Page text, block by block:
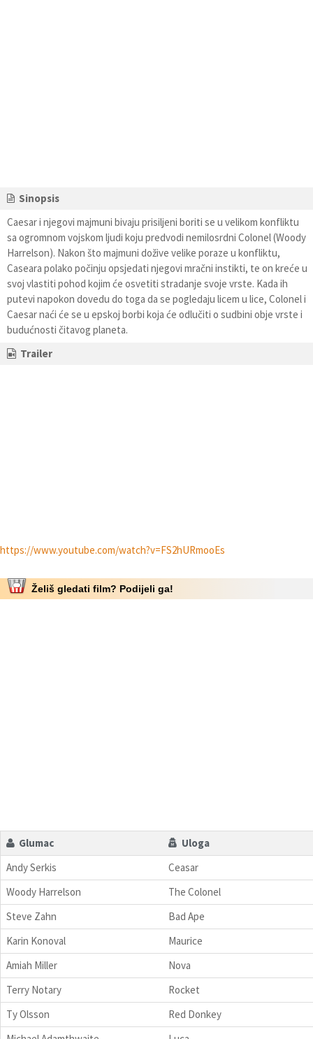
Sinopsis
Caesar i njegovi majmuni bivaju prisiljeni boriti se u velikom konfliktu
sa ogromnom vojskom ljudi koju predvodi nemilosrdni Colonel (Woody
Harrelson). Nakon što majmuni dožive velike poraze u konfliktu,
Caseara polako počinju opsjedati njegovi mračni instikti, te on kreće u
svoj vlastiti pohod kojim će osvetiti stradanje svoje vrste. Kada ih
putevi napokon dovedu do toga da se pogledaju licem u lice, Colonel i
Caesar naći će se u epskoj borbi koja će odlučiti o sudbini obje vrste i
budućnosti čitavog planeta.
Trailer
https://www.youtube.com/watch?v=FS2hURmooEs
Želiš gledati film? Podijeli ga!
Glumac
Uloga
Andy Serkis
Ceasar
Woody Harrelson
The Colonel
Steve Zahn
Bad Ape
Karin Konoval
Maurice
Amiah Miller
Nova
Terry Notary
Rocket
Ty Olsson
Red Donkey